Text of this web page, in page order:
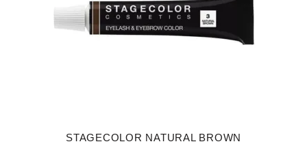
STAGECOLOR NATURAL BROWN